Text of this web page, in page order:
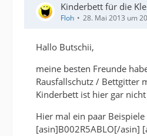
Kinderbett für die
Floh 28. Mai 2013 um
Hallo Butschii,
meine besten Freunde
Rausfallschutz / Bettgitter
Kinderbett ist hier gar
Hier mal ein paar
[asin]B002R5ABLO[/asin]